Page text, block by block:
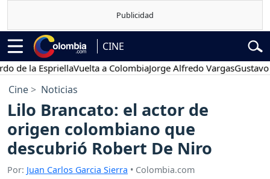
CINE
la EspriellaVuelta a ColombiaJorge Alfredo VargasGustavo Petro
Cine Noticias
Lilo Brancato: el actor de
origen colombiano que
descubrió Robert De Niro
Por: Juan Carlos Garcia Sierra • Colombia.com